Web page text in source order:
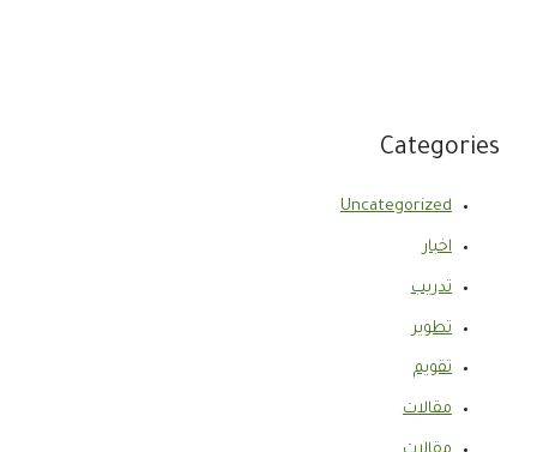
Categories
Uncategorized
اخبار
تدريب
تطوير
تقويم
مقالات